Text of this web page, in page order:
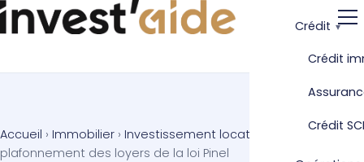
Crédit
Crédit
Crédit
Accueil › Immobilier › Investissement locatif
Le
plafonnement des loyers de la loi Pinel